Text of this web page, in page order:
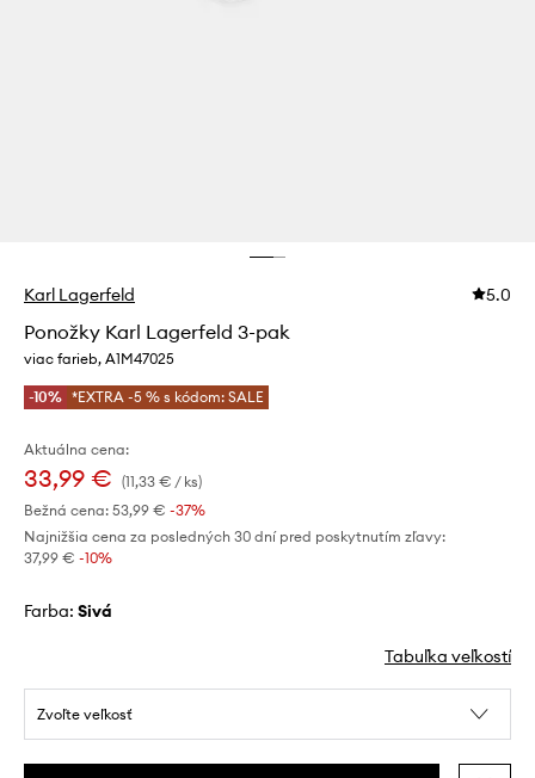
Karl Lagerfeld 5.0
Ponožky Karl Lagerfeld 3-pak
viac farieb, A1M47025
-10% *EXTRA -5 % s kódom: SALE
Aktuálna cena:
33,99 € (11,33 € / ks)
Bežná cena: 53,99 € -37%
Najnižšia cena za posledných 30 dní pred poskytnutím zľavy:
37,99 € -10%
Farba: sivá
Tabuľka veľkostí
Zvoľte veľkosť